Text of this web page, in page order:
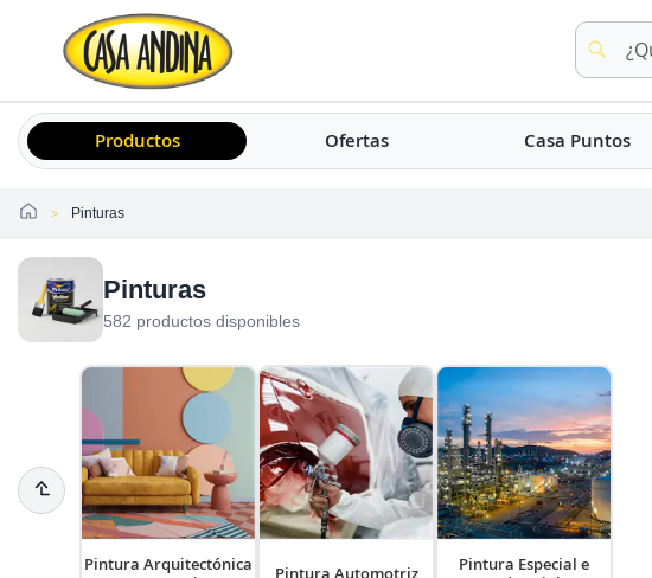
Buscar
Buscar
Productos Ofertas Casa Puntos
HomePinturas
Pinturas
582 productos disponibles
Pintura Arquitectónica
Pintura Automotriz
Pintura Especial e